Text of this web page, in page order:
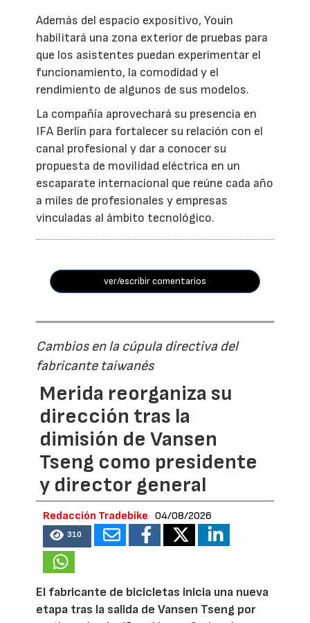
Además del espacio expositivo, Youin
habilitará una zona exterior de pruebas para
que los asistentes puedan experimentar el
funcionamiento, la comodidad y el
rendimiento de algunos de sus modelos.
La compañía aprovechará su presencia en
IFA Berlín para fortalecer su relación con el
canal profesional y dar a conocer su
propuesta de movilidad eléctrica en un
escaparate internacional que reúne cada año
a miles de profesionales y empresas
vinculadas al ámbito tecnológico.
ver/escribir comentarios
Cambios en la cúpula directiva del
fabricante taiwanés
Merida reorganiza su
dirección tras la
dimisión de Vansen
Tseng como presidente
y director general
Redacción Tradebike 04/08/2026
310
El fabricante de bicicletas inicia una nueva
etapa tras la salida de Vansen Tseng por